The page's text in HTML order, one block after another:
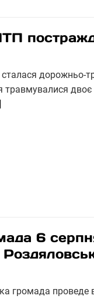
дорожньо-
травмувалися
6
громада